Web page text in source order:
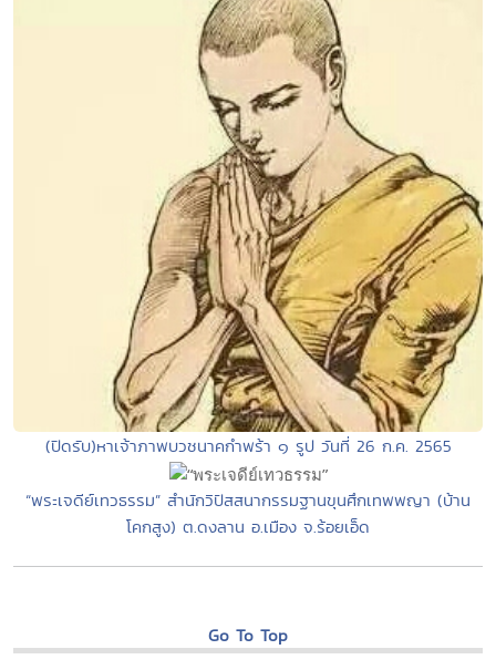
(ปิดรับ)หาเจ้าภาพบวชนาคกำพร้า ๑ รูป วันที่ 26 ก.ค. 2565
“พระเจดีย์เทวธรรม” สำนักวิปัสสนากรรมฐานขุนศึกเทพพญา (บ้าน
โคกสูง) ต.ดงลาน อ.เมือง จ.ร้อยเอ็ด
Go To Top